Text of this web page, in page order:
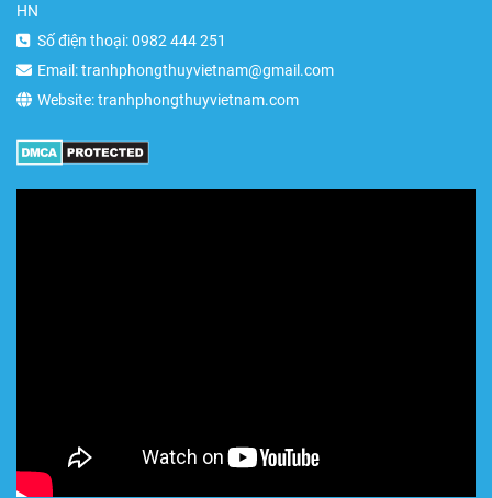
HN
Số điện thoại: 0982 444 251
Email: tranhphongthuyvietnam@gmail.com
Website: tranhphongthuyvietnam.com